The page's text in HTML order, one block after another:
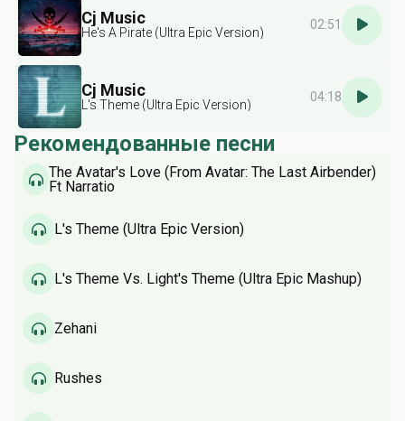
Cj Music
He's A Pirate (Ultra Epic Version)
02:51
Cj Music
L's Theme (Ultra Epic Version)
04:18
Рекомендованные песни
The Avatar's Love (From Avatar: The Last Airbender)
Ft Narratio
L's Theme (Ultra Epic Version)
L's Theme Vs. Light's Theme (Ultra Epic Mashup)
Zehani
Rushes